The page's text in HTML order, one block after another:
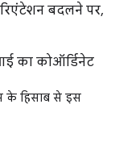
बदलने पर,
के हिसाब से इस